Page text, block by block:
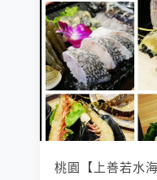
桃園【上善若水